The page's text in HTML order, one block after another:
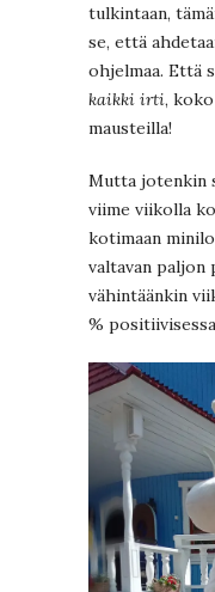
tulkintaan,
se, että
ohjelmaa. Että
kaikki irti,
mausteilla!
Mutta jotenkin
viime viikolla
kotimaan
valtavan paljon
vähintäänkin
%